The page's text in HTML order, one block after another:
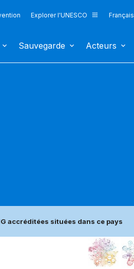
Explorer l'UNESCO
Français
Sauvegarde Acteurs
accréditées situées dans ce pays